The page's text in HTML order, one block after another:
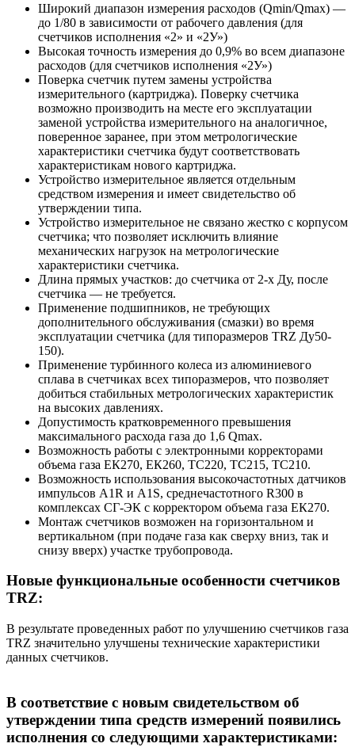
Широкий диапазон измерения расходов (Qmin/Qmax) —
до 1/80 в зависимости от рабочего давления (для
счетчиков исполнения «2» и «2У»)
Высокая точность измерения до 0,9% во всем диапазоне
расходов (для счетчиков исполнения «2У»)
Поверка счетчик путем замены устройства
измерительного (картриджа). Поверку счетчика
возможно производить на месте его эксплуатации
заменой устройства измерительного на аналогичное,
поверенное заранее, при этом метрологические
характеристики счетчика будут соответствовать
характеристикам нового картриджа.
Устройство измерительное является отдельным
средством измерения и имеет свидетельство об
утверждении типа.
Устройство измерительное не связано жестко с корпусом
счетчика; что позволяет исключить влияние
механических нагрузок на метрологические
характеристики счетчика.
Длина прямых участков: до счетчика от 2-х Ду, после
счетчика — не требуется.
Применение подшипников, не требующих
дополнительного обслуживания (смазки) во время
эксплуатации счетчика (для типоразмеров TRZ Ду50-
150).
Применение турбинного колеса из алюминиевого
сплава в счетчиках всех типоразмеров, что позволяет
добиться стабильных метрологических характеристик
на высоких давлениях.
Допустимость кратковременного превышения
максимального расхода газа до 1,6 Qmax.
Возможность работы с электронными корректорами
объема газа ЕК270, ЕК260, ТС220, ТС215, ТС210.
Возможность использования высокочастотных датчиков
импульсов A1R и A1S, среднечастотного R300 в
комплексах СГ-ЭК с корректором объема газа ЕК270.
Монтаж счетчиков возможен на горизонтальном и
вертикальном (при подаче газа как сверху вниз, так и
снизу вверх) участке трубопровода.
Новые функциональные особенности счетчиков
TRZ:
В результате проведенных работ по улучшению счетчиков газа
TRZ значительно улучшены технические характеристики
данных счетчиков.
В соответствие с новым свидетельством об
утверждении типа средств измерений появились
исполнения со следующими характеристиками: